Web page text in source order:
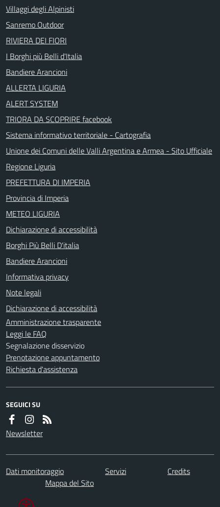
Villaggi degli Alpinisti
Sanremo Outdoor
RIVIERA DEI FIORI
I Borghi più Belli d'Italia
Bandiere Arancioni
ALLERTA LIGURIA
ALERT SYSTEM
TRIORA DA SCOPRIRE facebook
Sistema informativo territoriale - Cartografia
Unione dei Comuni delle Valli Argentina e Armea - Sito Ufficiale
Regione Liguria
PREFETTURA DI IMPERIA
Provincia di Imperia
METEO LIGURIA
Dichiarazione di accessibilità
Borghi Più Belli D'italia
Bandiere Arancioni
Informativa privacy
Note legali
Dichiarazione di accessibilità
Amministrazione trasparente
Leggi le FAQ
Segnalazione disservizio
Prenotazione appuntamento
Richiesta d'assistenza
SEGUICI SU
Newsletter
Dati monitoraggio Servizi
Credits
Mappa del Sito